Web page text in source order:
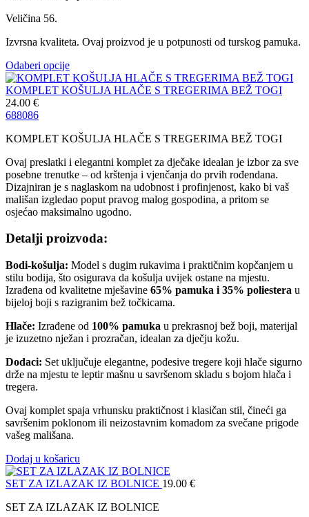
Veličina 56.
Izvrsna kvaliteta. Ovaj proizvod je u potpunosti od turskog pamuka.
Odaberi opcije
KOMPLET KOŠULJA HLAČE S TREGERIMA BEŽ TOGI
24.00 €
688086
KOMPLET KOŠULJA HLAČE S TREGERIMA BEŽ TOGI
Ovaj preslatki i elegantni komplet za dječake idealan je izbor za sve
posebne trenutke – od krštenja i vjenčanja do prvih rođendana.
Dizajniran je s naglaskom na udobnost i profinjenost, kako bi vaš
mališan izgledao poput pravog malog gospodina, a pritom se
osjećao maksimalno ugodno.
Detalji proizvoda:
Bodi-košulja: Model s dugim rukavima i praktičnim kopčanjem u
stilu bodija, što osigurava da košulja uvijek ostane na mjestu.
Izrađena od kvalitetne mješavine 65% pamuka i 35% poliestera u
bijeloj boji s razigranim bež točkicama.
Hlače: Izrađene od 100% pamuka u prekrasnoj bež boji, materijal
je izuzetno nježan i prozračan, idealan za dječju kožu.
Dodaci: Set uključuje elegantne, podesive tregere koji hlače sigurno
drže na mjestu te leptir mašnu u savršenom skladu s bojom hlača i
tregera.
Ovaj komplet spaja vrhunsku praktičnost i klasičan stil, čineći ga
savršenim poklonom ili neizostavnim komadom za svečane prigode
vašeg mališana.
Dodaj u košaricu
SET ZA IZLAZAK IZ BOLNICE 19.00 €
SET ZA IZLAZAK IZ BOLNICE